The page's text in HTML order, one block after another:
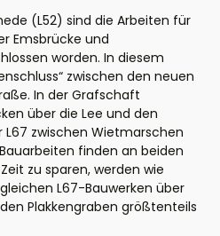
(L52) sind die Arbeiten für
Emsbrücke und
worden. In diesem
zwischen den neuen
In der Grafschaft
über die Lee und den
L67 zwischen Wietmarschen
finden an beiden
zu sparen, werden wie
L67-Bauwerken über
Plakkengraben größtenteils